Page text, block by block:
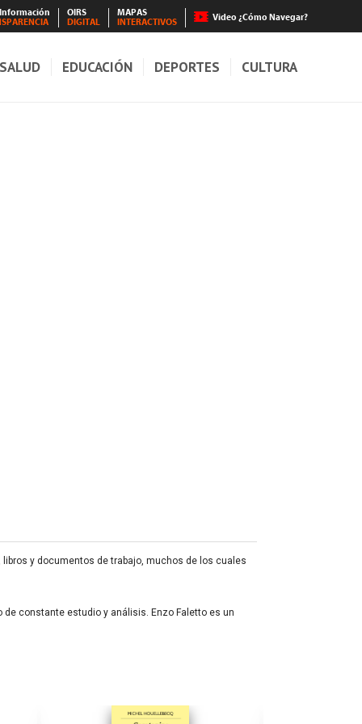
OIRS
DIGITAL
MAPAS
INTERACTIVOS
Video ¿Cómo Navegar?
SALUD EDUCACIÓN DEPORTES CULTURA
y documentos de trabajo, muchos de los cuales
constante estudio y análisis. Enzo Faletto es un